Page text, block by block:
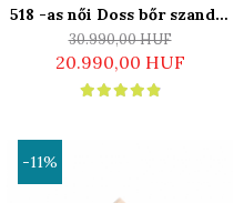
518 -as női Doss bőr szandál
- barna - bütykös lábra
30.990,00 HUF
20.990,00 HUF
-11%